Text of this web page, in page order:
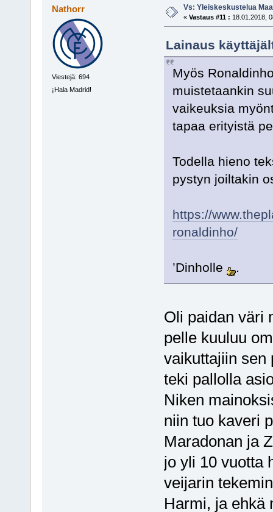
Nathorr
Viestejä: 694
¡Hala Madrid!
Vs: Yleiskeskustelua
« Vastaus #11 : 18.01.2018,
Lainaus
Myös
muistetaankin
vaikeuksia
tapaa erityistä
Todella hieno
pystyn joiltakin
https://
ronaldinho/
’Dinholle .
Oli paidan väri
pelle kuuluu
vaikuttajiin sen
teki pallolla
Niken
niin tuo kaveri
Maradonan ja
jo yli 10 vuotta
veijarin
Harmi, ja ehkä